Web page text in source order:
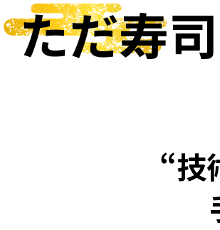
ただ寿
“技